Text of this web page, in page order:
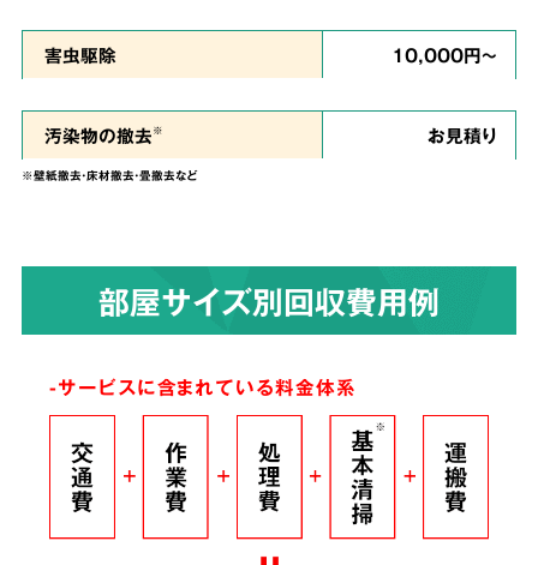
私たちは、
ご依頼者様のお気持ちに寄り添い、
いで誠心誠意を尽くして作業させていただきま
す。
染みついたあらゆる臭いも
解決！完全脱臭除去保証
根こそぎ
脱臭
害虫駆除 10,000円～
汚染物の撤去※ お見積り
※壁紙撤去・床材撤去・畳撤去など
部屋サイズ別回収費用例
-サービスに含まれている料金体系